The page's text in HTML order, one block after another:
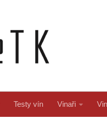
Testy vín Vinaři